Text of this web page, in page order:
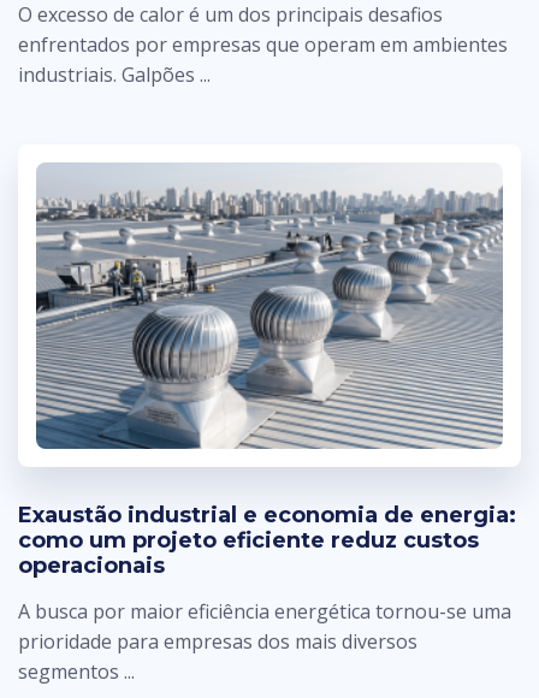
O excesso de calor é um dos principais desafios
enfrentados por empresas que operam em ambientes
industriais. Galpões ...
Exaustão industrial e economia de energia:
como um projeto eficiente reduz custos
operacionais
A busca por maior eficiência energética tornou-se uma
prioridade para empresas dos mais diversos
segmentos ...